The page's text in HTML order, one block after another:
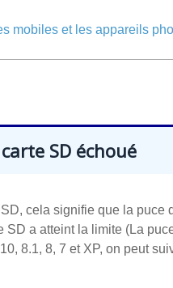
mobiles et les appareils
SD échoué
cela signifie que la puce
a atteint la limite (La
8.1, 8, 7 et XP, on peut